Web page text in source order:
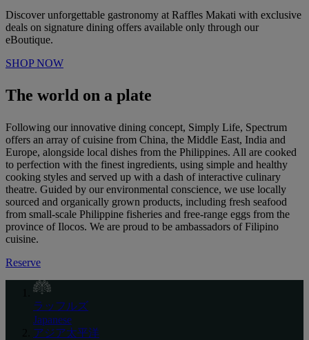
Discover unforgettable gastronomy at Raffles Makati with exclusive
deals on signature dining offers available only through our
eBoutique.
SHOP NOW
The world on a plate
Following our innovative dining concept, Simply Life, Spectrum
offers an array of cuisine from China, the Middle East, India and
Europe, alongside local dishes from the Philippines. All are cooked
to perfection with the finest ingredients, using simple and healthy
cooking styles and served up with a dash of interactive culinary
theatre. Guided by our environmental conscience, we use locally
sourced and organically grown products, including fresh seafood
from small-scale Philippine fisheries and free-range eggs from the
province of Ilocos. We are proud to be ambassadors of Filipino
cuisine.
Reserve
ラッフルズ
Japanese
アジア太平洋